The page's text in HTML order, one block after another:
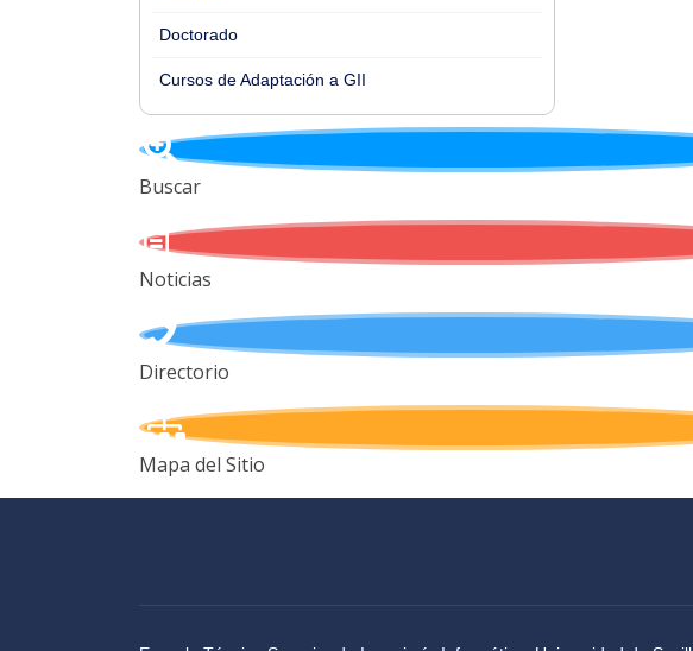
Doctorado
Cursos de Adaptación a GII
Buscar
Noticias
Directorio
Mapa del Sitio